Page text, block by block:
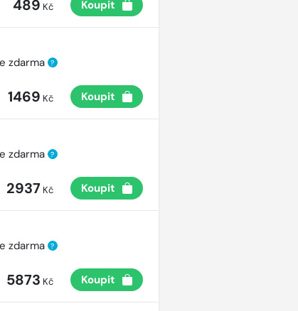
489 Kč Koupit
zdarma ?
1469 Kč Koupit
zdarma ?
2937 Kč Koupit
zdarma ?
5873 Kč Koupit